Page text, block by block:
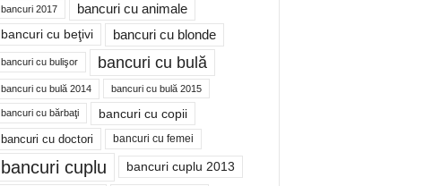
bancuri 2017 bancuri cu animale
bancuri cu beţivi bancuri cu blonde
bancuri cu bulişor bancuri cu bulă
bancuri cu bulă 2014 bancuri cu bulă 2015
bancuri cu bărbaţi bancuri cu copii
bancuri cu doctori bancuri cu femei
bancuri cuplu bancuri cuplu 2013